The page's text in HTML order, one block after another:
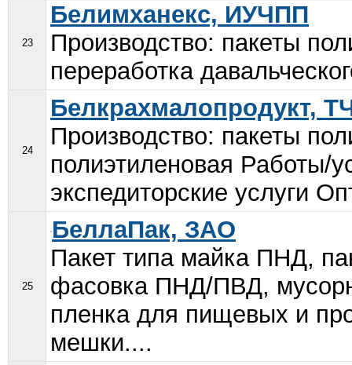
23
Белимханекс, ИУЧПП
Производство: пакеты
переработка
24
Белкрахмалопродукт,
Производство: пакеты
полиэтиленовая Работы/
экспедиторские услуги
25
БеллаПак, ЗАО
Пакет типа майка ПНД,
фасовка ПНД/ПВД,
пленка для пищевых и
мешки....